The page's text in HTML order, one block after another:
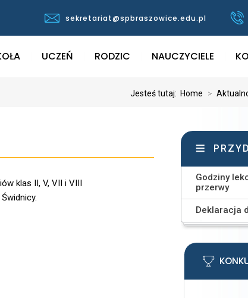
sekretariat@spbraszowice.edu.pl
UCZEŃ RODZIC NAUCZYCIELE
Jesteś tutaj: Home >
klas II, V, VII i VIII
Godziny
przerwy
Deklaracja